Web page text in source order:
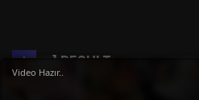
1 RESULT
Video Hazır..